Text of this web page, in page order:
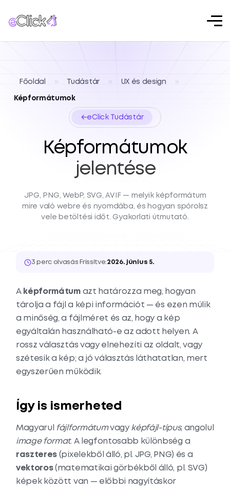
Főoldal » Tudástár » UX és design »
Képformátumok
←eClick Tudástár
Képformátumok
jelentése
JPG, PNG, WebP, SVG, AVIF — melyik képformátum
mire való webre és nyomdába, és hogyan spórolsz
vele betöltési időt. Gyakorlati útmutató.
3 perc olvasás·Frissítve:2026. június 5.
A képformátumazt határozza meg, hogyan
tárolja a fájl a képi információt — és ezen múlik
a minőség, a fájlméret és az, hogy a kép
egyáltalán használható-e az adott helyen. A
rossz választás vagy elnehezíti az oldalt, vagy
szétesik a kép; a jó választás láthatatlan, mert
egyszerűen működik.
Így is ismerheted
Magyarul fájlformátumvagy képfájl-típus, angolul
image format. A legfontosabb különbség a
raszteres (pixelekből álló, pl. JPG, PNG) és a
vektoros(matematikai görbékből álló, pl. SVG)
képek között van — előbbi nagyításkor